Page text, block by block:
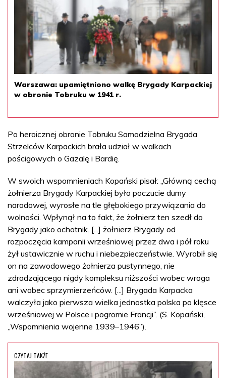
Warszawa: upamiętniono walkę Brygady Karpackiej
w obronie Tobruku w 1941 r.
Po heroicznej obronie Tobruku Samodzielna Brygada
Strzelców Karpackich brała udział w walkach
pościgowych o Gazalę i Bardię.
W swoich wspomnieniach Kopański pisał: „Główną cechą
żołnierza Brygady Karpackiej było poczucie dumy
narodowej, wyrosłe na tle głębokiego przywiązania do
wolności. Wpłynął na to fakt, że żołnierz ten szedł do
Brygady jako ochotnik. [...] żołnierz Brygady od
rozpoczęcia kampanii wrześniowej przez dwa i pół roku
żył ustawicznie w ruchu i niebezpieczeństwie. Wyrobił się
on na zawodowego żołnierza pustynnego, nie
zdradzającego nigdy kompleksu niższości wobec wroga
ani wobec sprzymierzeńców. [...] Brygada Karpacka
walczyła jako pierwsza wielka jednostka polska po klęsce
wrześniowej w Polsce i pogromie Francji”. (S. Kopański,
„Wspomnienia wojenne 1939–1946”).
CZYTAJ TAKŻE